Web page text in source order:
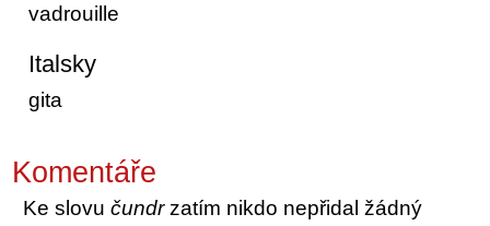
vadrouille
Italsky
gita
Komentáře
Ke slovučundrzatím nikdo nepřidal žádný